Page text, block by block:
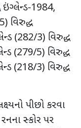
ઇંગ્લેન્ડ-1984,
વિરુદ્ધ
(282/3) વિરુદ્ધ
(279/5) વિરુદ્ધ
(218/3) વિરુદ્ધ
પીછો કરવા
રનના સ્કોર પર